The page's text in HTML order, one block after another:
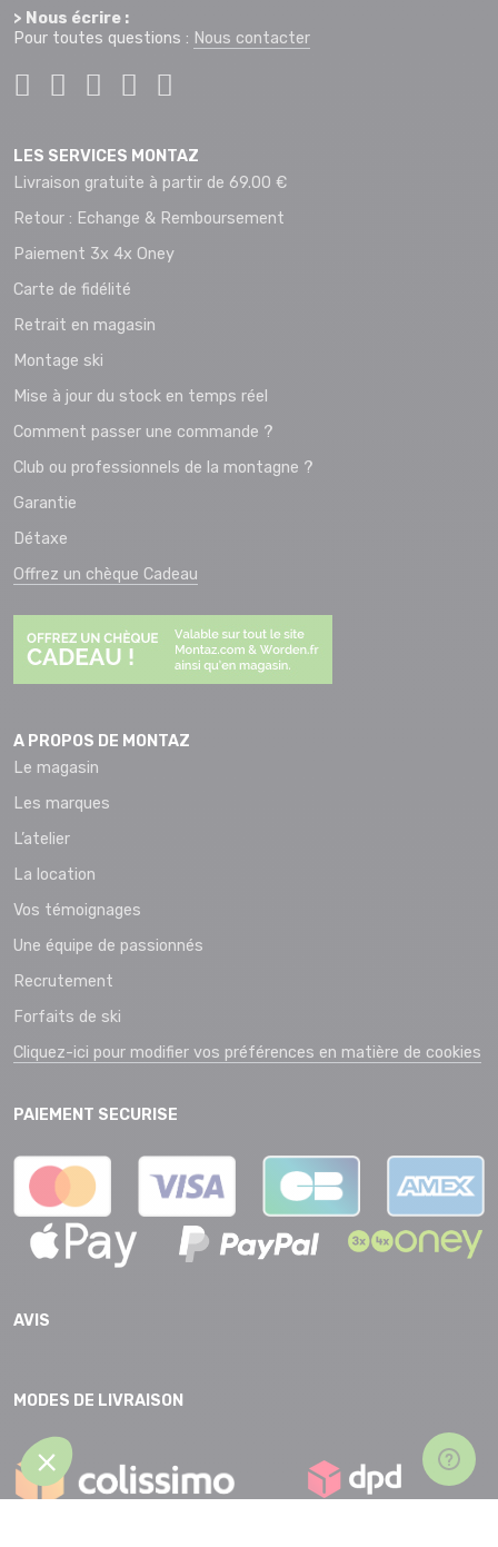
> Nous écrire :
Pour toutes questions : Nous contacter
LES SERVICES MONTAZ
Livraison gratuite à partir de 69.00 €
Retour : Echange & Remboursement
Paiement 3x 4x Oney
Carte de fidélité
Retrait en magasin
Montage ski
Mise à jour du stock en temps réel
Comment passer une commande ?
Club ou professionnels de la montagne ?
Garantie
Détaxe
Offrez un chèque Cadeau
A PROPOS DE MONTAZ
Le magasin
Les marques
L’atelier
La location
Vos témoignages
Une équipe de passionnés
Recrutement
Forfaits de ski
Cliquez-ici pour modifier vos préférences en matière de cookies
PAIEMENT SECURISE
AVIS
MODES DE LIVRAISON